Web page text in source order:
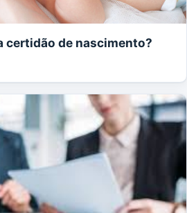
certidão de nascimento?